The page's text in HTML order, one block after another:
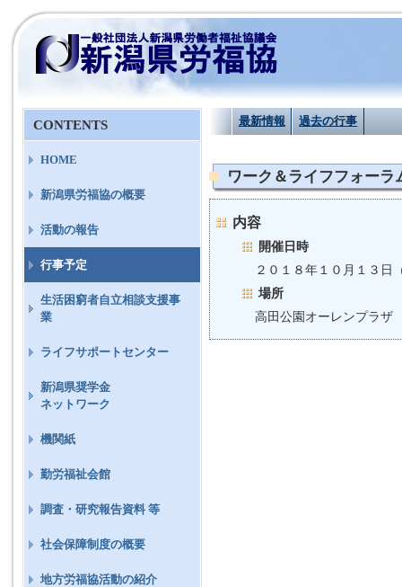
最新情報 過去の行事
ワーク＆ライフフォーラ
内容
開催日時
２０１８年１０月１３日
場所
高田公園オーレンプラザ
CONTENTS
HOME
新潟県労福協の概要
活動の報告
行事予定
生活困窮者自立相談支援事
業
ライフサポートセンター
新潟県奨学金
ネットワーク
機関紙
勤労福祉会館
調査・研究報告資料 等
社会保障制度の概要
地方労福協活動の紹介